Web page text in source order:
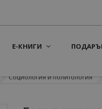
Е-КНИГИ
Социология и политология